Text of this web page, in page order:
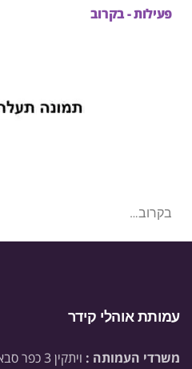
פעילות - בקרוב
בקרוב…
עמותת אוהלי קידר
משרדי העמותה : ויתקין 3 כפר סבא